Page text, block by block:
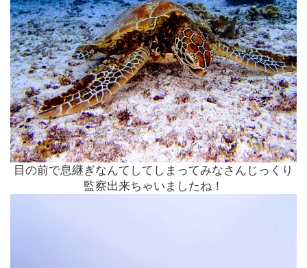
目の前で息継ぎなんてしてしまってみなさんじっくり
監察出来ちゃいましたね！